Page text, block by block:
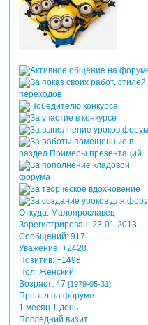
Откуда:Малоярославец
Зарегистрирован: 23-01-2013
Сообщений:917
Уважение: +2428
Позитив: +1498
Пол:Женский
Возраст:47 [1979-05-31]
Провел на форуме:
1 месяц 1 день
Последний визит: